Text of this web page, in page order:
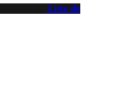
Liste de